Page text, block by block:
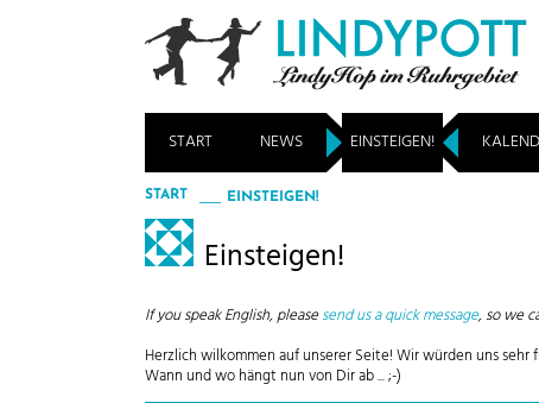
START NEWS EINSTEIGEN!
START EINSTEIGEN!
Einsteigen!
If you speak English, pleasesend us a quick message, so we
Herzlich wilkommen auf unserer Seite! Wir würden uns
Wann und wo hängt nun von Dir ab ... ;-)